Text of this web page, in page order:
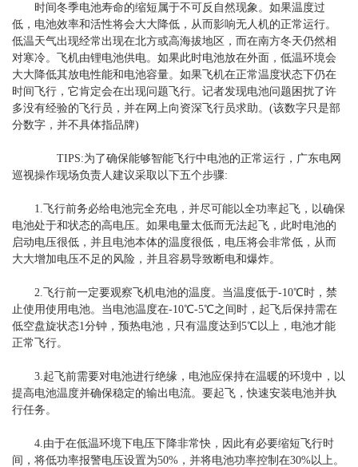
时间冬季电池寿命的缩短属于不可反自然现象。如果温度过
低，电池效率和活性将会大大降低，从而影响无人机的正常运行。
低温天气出现经常出现在北方或高海拔地区，而在南方冬天仍然相
对寒冷。飞机由锂电池供电。如果此时电池放在外面，低温环境会
大大降低其放电性能和电池容量。如果飞机在正常温度状态下仍在
时间飞行，它肯定会在出现问题飞行。记者发现电池问题困扰了许
多没有经验的飞行员，并在网上向资深飞行员求助。(该数字只是部
分数字，并不具体指品牌)
TIPS:为了确保能够智能飞行中电池的正常运行，广东电网
巡视操作现场负责人建议采取以下五个步骤:
1.飞行前务必给电池完全充电，并尽可能以全功率起飞，以确保
电池处于和状态的高电压。如果电量太低而无法起飞，此时电池的
启动电压很低，并且电池本体的温度很低，电压将会非常低，从而
大大增加电压不足的风险，并且容易导致断电和爆炸。
2.飞行前一定要观察飞机电池的温度。当温度低于-10℃时，禁
止使用使用电池。当电池温度在-10℃-5℃之间时，起飞后保持需在
低空盘旋状态1分钟，预热电池，只有温度达到5℃以上，电池才能
正常飞行。
3.起飞前需要对电池进行绝缘，电池应保持在温暖的环境中，以
提高电池温度并确保稳定的输出电流。要起飞，快速安装电池并执
行任务。
4.由于在低温环境下电压下降非常快，因此有必要缩短飞行时
间，将低功率报警电压设置为50%，并将电池功率控制在30%以上。